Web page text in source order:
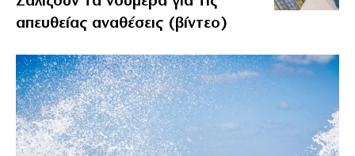
απευθείας αναθέσεις (βίντεο)